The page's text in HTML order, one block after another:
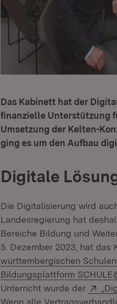
Das Kabinett hat der
finanzielle Unterstützung
Umsetzung der Kelten-
ging es um den Aufbau
Digitale
Die Digitalisierung wird
Landesregierung hat
Bereiche Bildung und
5. Dezember 2023, hat das
württembergischen Schulen
Bildungsplattform
Unterricht wurde der
Wenn alle